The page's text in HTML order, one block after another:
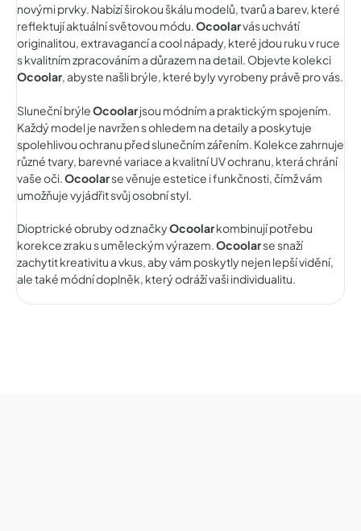
novými prvky. Nabízí širokou škálu modelů, tvarů a barev, které
reflektují aktuální světovou módu.Ocoolarvás uchvátí
originalitou, extravagancí a cool nápady, které jdou ruku v ruce
s kvalitním zpracováním a důrazem na detail. Objevte kolekci
Ocoolar, abyste našli brýle, které byly vyrobeny právě pro vás.
Sluneční brýleOcoolarjsou módním a praktickým spojením.
Každý model je navržen s ohledem na detaily a poskytuje
spolehlivou ochranu před slunečním zářením. Kolekce zahrnuje
různé tvary, barevné variace a kvalitní UV ochranu, která chrání
vaše oči.Ocoolarse věnuje estetice i funkčnosti, čímž vám
umožňuje vyjádřit svůj osobní styl.
Dioptrické obruby od značkyOcoolarkombinují potřebu
korekce zraku s uměleckým výrazem.Ocoolarse snaží
zachytit kreativitu a vkus, aby vám poskytly nejen lepší vidění,
ale také módní doplněk, který odráží vaši individualitu.